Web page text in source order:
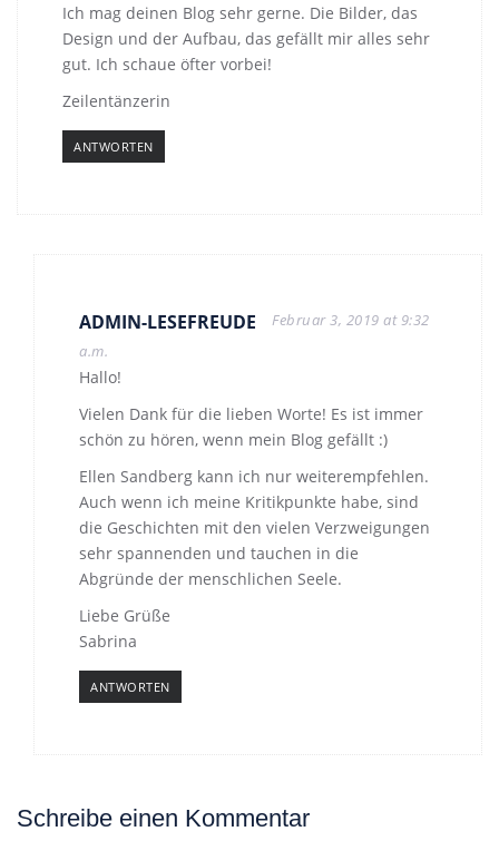
Ich mag deinen Blog sehr gerne. Die Bilder, das
Design und der Aufbau, das gefällt mir alles sehr
gut. Ich schaue öfter vorbei!
Zeilentänzerin
ANTWORTEN
ADMIN-LESEFREUDE
Februar 3, 2019 at 9:32
a.m.
Hallo!
Vielen Dank für die lieben Worte! Es ist immer
schön zu hören, wenn mein Blog gefällt :)
Ellen Sandberg kann ich nur weiterempfehlen.
Auch wenn ich meine Kritikpunkte habe, sind
die Geschichten mit den vielen Verzweigungen
sehr spannenden und tauchen in die
Abgründe der menschlichen Seele.
Liebe Grüße
Sabrina
ANTWORTEN
Schreibe einen Kommentar